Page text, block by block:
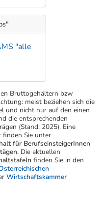
"alle
Bruttogehältern bzw
meist beziehen sich die
und nicht nur auf den einen
die entsprechenden
(Stand: 2025). Eine
finden Sie unter
für BerufseinsteigerInnen
Die aktuellen
finden Sie in den
Wirtschaftskammer